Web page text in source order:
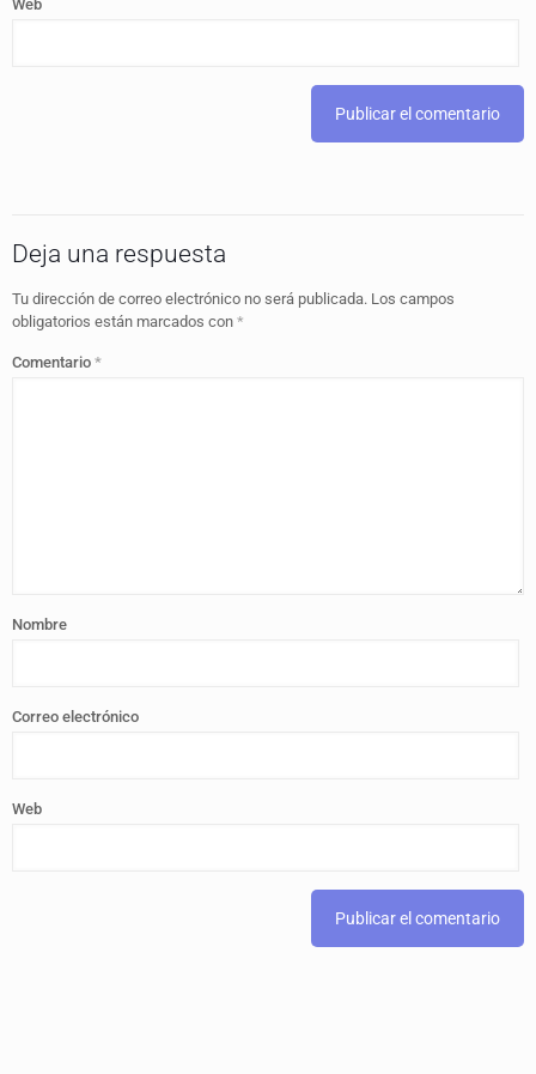
Web
Deja una respuesta
Tu dirección de correo electrónico no será publicada. Los campos
obligatorios están marcados con *
Comentario *
Nombre
Correo electrónico
Web